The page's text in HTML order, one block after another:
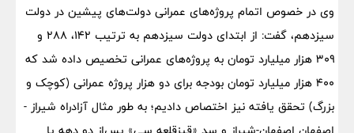
وی در خصوص اتمام پروژه‌های عمرانی دولت‌های پیشین در دولت
سیزدهم، گفت: از ابتدای دولت سیزدهم به ترتیب ۱۴۲، ۲۸۸ و
۳۰۹ هزار میلیارد تومان به پروژه‌های عمرانی تخصیص داده شد که
۴۰۰ هزار میلیارد تومان بودجه برای دو هزار پروژه عمرانی (کوچک و
بزرگ) تحقق یافته نیز اختصاص دادیم؛ به طور مثال آزادراه شیراز -